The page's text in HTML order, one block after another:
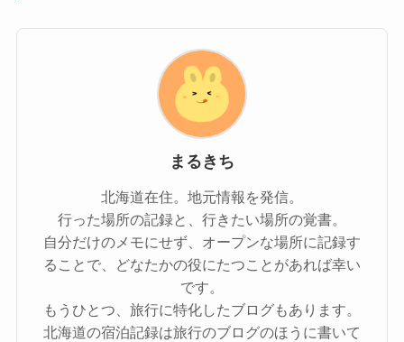
まるきち
北海道在住。地元情報を発信。
行った場所の記録と、行きたい場所の覚書。
自分だけのメモにせず、オープンな場所に記録す
ることで、どなたかの役にたつことがあれば幸い
です。
もうひとつ、旅行に特化したブログもあります。
北海道の宿泊記録は旅行のブログのほうに書いて